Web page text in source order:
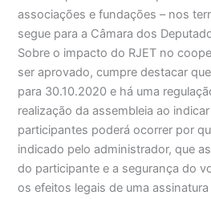
associações e fundações – nos
segue para a Câmara dos
Sobre o impacto do RJET no
ser aprovado, cumpre destacar
para 30.10.2020 e há uma
realização da assembleia ao
participantes poderá ocorrer por
indicado pelo administrador, que
do participante e a segurança do
os efeitos legais de uma assinatura